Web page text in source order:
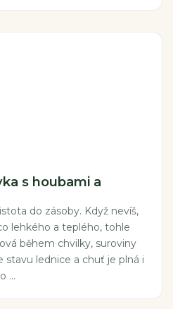
s houbami a
do zásoby. Když nevíš,
lehkého a teplého, tohle
během chvilky, suroviny
stavu lednice a chuť je plná i
...